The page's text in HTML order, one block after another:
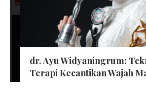
dr. Ayu Widyaningrum:
Terapi Kecantikan Wajah